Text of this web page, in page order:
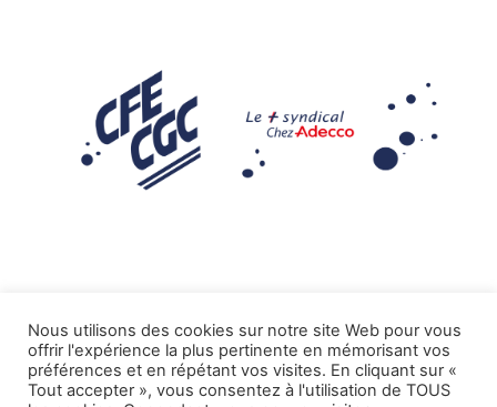
Mentions légales
Nous utilisons des cookies sur notre site Web pour vous
offrir l'expérience la plus pertinente en mémorisant vos
préférences et en répétant vos visites. En cliquant sur «
Tout accepter », vous consentez à l'utilisation de TOUS